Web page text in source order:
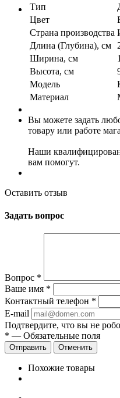
Тип
Цвет
Страна производства
Длина (Глубина), см
Ширина, см
Высота, см
Модель
Материал
Вы можете задать
товару или работе
Наши
вам помогут.
Оставить отзыв
Задать вопрос
Вопрос *
Ваше имя *
Контактный телефон *
E-mail
Подтвердите, что вы не
* — Обязательные поля
Отменить
Похожие товары